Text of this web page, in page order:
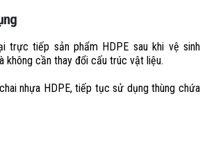
trực tiếp sản phẩm HDPE sau khi vệ sinh
không cần thay đổi cấu trúc vật liệu.
nhựa HDPE, tiếp tục sử dụng thùng chứa